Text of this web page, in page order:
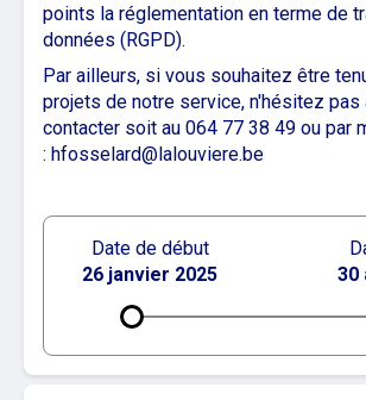
points la réglementation en terme de
données (RGPD).
Par ailleurs, si vous souhaitez être
projets de notre service, n'hésitez pas
contacter soit au 064 77 38 49 ou par
: hfosselard@lalouviere.be
Date de début
26 janvier 2025
30